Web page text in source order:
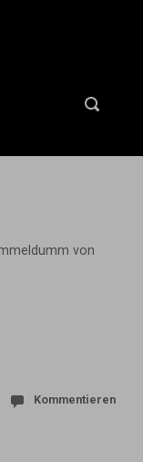
von
Kommentieren